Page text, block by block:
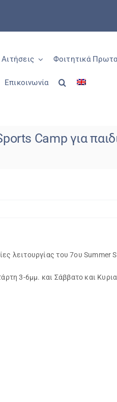
Αιτήσεις Φοιτητικά
Επικοινωνία
Camp για
λειτουργίας του 7ου
3-6μμ. και Σάββατο και